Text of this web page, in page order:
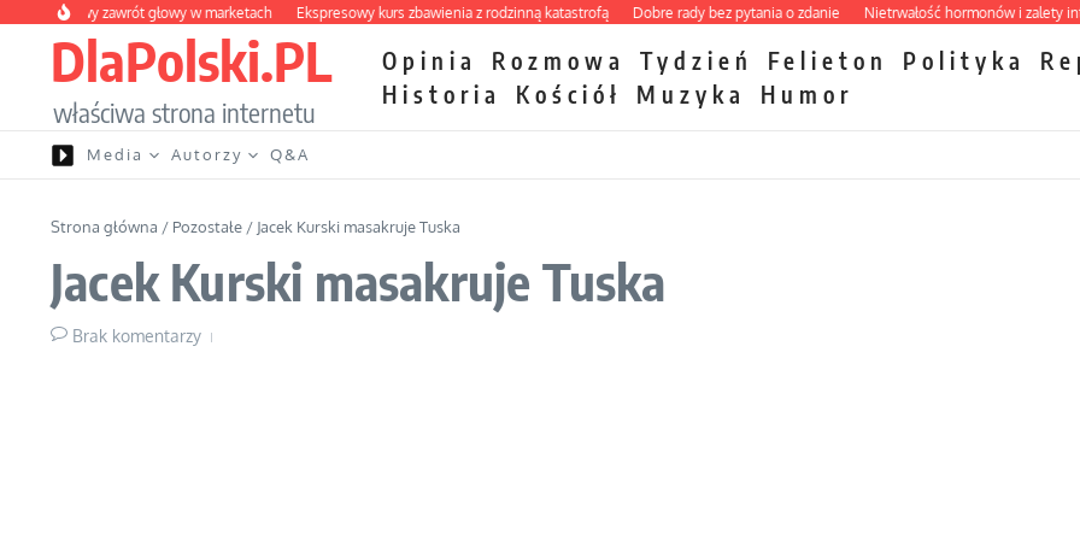
Przejdź do treścizawrót głowy w marketach Ekspresowy kurs zbawienia z rodzinną katastrofą Dobre rady bez pytania o zdanie Nietrwałość hormonów i zalety
DlaPolski.PL
właściwa strona internetu
Opinia Rozmowa Tydzień Felieton Polityka
Historia
Kościół Muzyka Humor
Media Autorzy Q&A
Strona główna / Pozostałe / Jacek Kurski masakruje Tuska
Jacek Kurski masakruje Tuska
Brak komentarzy